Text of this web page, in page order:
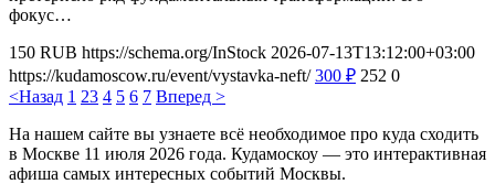
фокус…
150 RUB https://schema.org/InStock 2026-07-13T13:12:00+03:00
https://kudamoscow.ru/event/vystavka-neft/ 300 ₽ 252 0
<Назад 1 23 4 5 6 7 Вперед >
На нашем сайте вы узнаете всё необходимое про куда сходить
в Москве 11 июля 2026 года. Кудамоскоу — это интерактивная
афиша самых интересных событий Москвы.